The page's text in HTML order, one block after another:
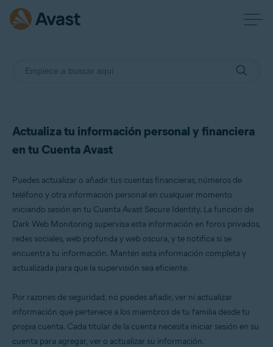
Actualiza tu información personal y financiera
en tu Cuenta Avast
Puedes actualizar o añadir tus cuentas financieras, números de
teléfono y otra información personal en cualquier momento
iniciando sesión en tu Cuenta Avast Secure Identity. La función de
Dark Web Monitoring supervisa esta información en foros privados,
redes sociales, web profunda y web oscura, y te notifica si se
encuentra tu información. Mantén esta información completa y
actualizada para que la supervisión sea eficiente.
Por razones de seguridad, no puedes añadir, ver ni actualizar
información que pertenece a los miembros de tu familia desde tu
propia cuenta. Cada titular de la cuenta necesita iniciar sesión en su
cuenta para agregar, ver o actualizar su información.